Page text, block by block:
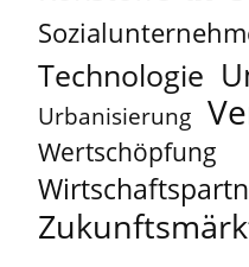
Technologie
Urbanisierung
Wertschöpfung